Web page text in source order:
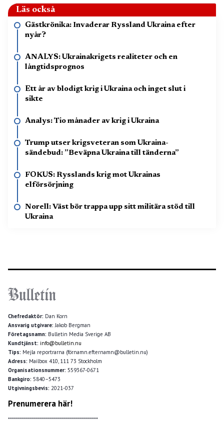
Läs också
Gästkrönika: Invaderar Ryssland Ukraina efter
nyår?
ANALYS: Ukrainakrigets realiteter och en
långtidsprognos
Ett år av blodigt krig i Ukraina och inget slut i
sikte
Analys: Tio månader av krig i Ukraina
Trump utser krigsveteran som Ukraina-
sändebud: ”Beväpna Ukraina till tänderna”
FOKUS: Rysslands krig mot Ukrainas
elförsörjning
Norell: Väst bör trappa upp sitt militära stöd till
Ukraina
Chefredaktör: Dan Korn
Ansvarig utgivare: Jakob Bergman
Företagsnamn: Bulletin Media Sverige AB
Kundtjänst: info@bulletin.nu
Tips: Mejla reportrarna (förnamn.efternamn@bulletin.nu)
Adress: Mailbox 410, 111 73 Stockholm
Organisationsnummer: 559367-0671
Bankgiro: 5840–5473
Utgivningsbevis: 2021-037
Prenumerera här!
*********************************************